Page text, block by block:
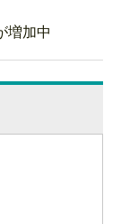
増加中